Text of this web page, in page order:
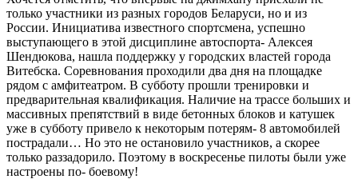
только участники из разных городов Беларуси, но и из
России. Инициатива известного спортсмена, успешно
выступающего в этой дисциплине автоспорта- Алексея
Шендюкова, нашла поддержку у городских властей города
Витебска. Соревнования проходили два дня на площадке
рядом с амфитеатром. В субботу прошли тренировки и
предварительная квалификация. Наличие на трассе больших и
массивных препятствий в виде бетонных блоков и катушек
уже в субботу привело к некоторым потерям- 8 автомобилей
пострадали… Но это не остановило участников, а скорее
только раззадорило. Поэтому в воскресенье пилоты были уже
настроены по- боевому!